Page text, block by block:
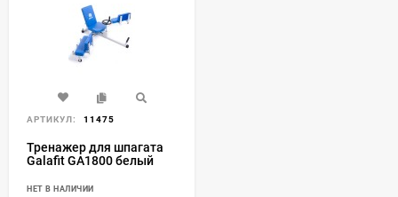
АРТИКУЛ: 11475
Тренажер для шпагата
Galafit GA1800 белый
НЕТ В НАЛИЧИИ